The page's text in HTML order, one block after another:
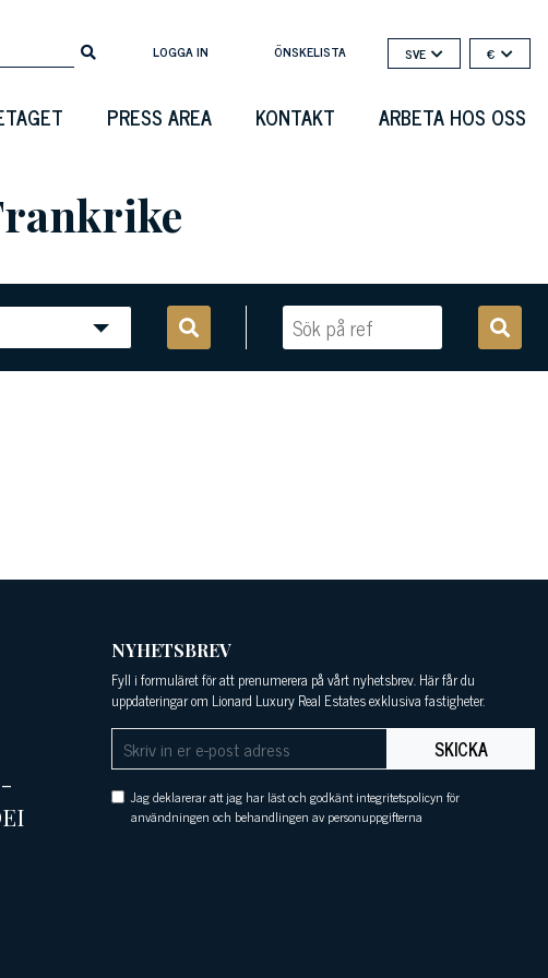
LOGGA IN ÖNSKELISTA SVE €
PRESS AREA KONTAKT ARBETA HOS OSS
-
NYHETSBREV
Fyll i formuläret för att prenumerera på vårt nyhetsbrev. Här får du
uppdateringar om Lionard Luxury Real Estates exklusiva fastigheter.
SKICKA
Jag deklarerar att jag har läst och godkänt integritetspolicyn för
användningen och behandlingen av personuppgifterna